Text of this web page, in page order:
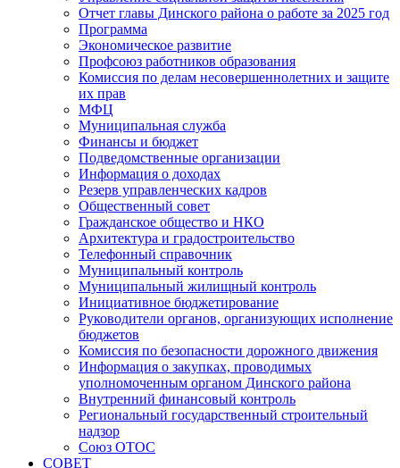
Отчет главы Динского района о работе за 2025 год
Программа
Экономическое развитие
Профсоюз работников образования
Комиссия по делам несовершеннолетних и защите
их прав
МФЦ
Муниципальная служба
Финансы и бюджет
Подведомственные организации
Информация о доходах
Резерв управленческих кадров
Общественный совет
Гражданское общество и НКО
Архитектура и градостроительство
Телефонный справочник
Муниципальный контроль
Муниципальный жилищный контроль
Инициативное бюджетирование
Руководители органов, организующих исполнение
бюджетов
Комиссия по безопасности дорожного движения
Информация о закупках, проводимых
уполномоченным органом Динского района
Внутренний финансовый контроль
Региональный государственный строительный
надзор
Союз ОТОС
СОВЕТ